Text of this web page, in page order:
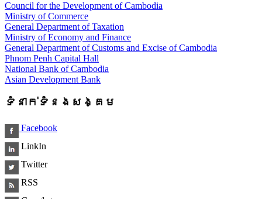
Council for the Development of Cambodia
Ministry of Commerce
General Department of Taxation
Ministry of Economy and Finance
General Department of Customs and Excise of Cambodia
Phnom Penh Capital Hall
National Bank of Cambodia
Asian Development Bank
ទំនាក់ទំនងសង្គម
Facebook
LinkIn
Twitter
RSS